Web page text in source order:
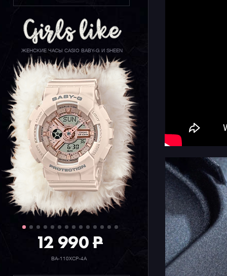
ЖЕНСКИЕ ЧАСЫ CASIO BABY-G И SHEEN
12 990P
BA-110XCP-4A